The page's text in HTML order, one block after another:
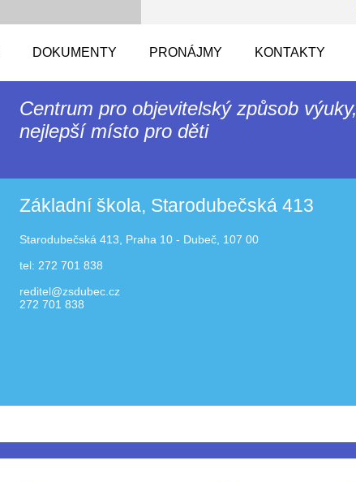
DOKUMENTY PRONÁJMY KONTAKTY
Centrum pro objevitelský způsob výuky,
nejlepší místo pro děti
Základní škola, Starodubečská 413
Starodubečská 413, Praha 10 - Dubeč, 107 00
tel: 272 701 838
reditel@zsdubec.cz
272 701 838